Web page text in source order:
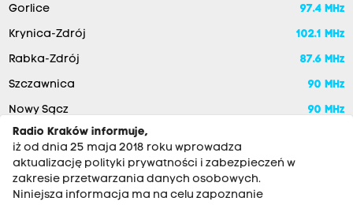
Gorlice 97.4 MHz
Krynica-Zdrój 102.1 MHz
Rabka-Zdrój 87.6 MHz
Szczawnica 90 MHz
Nowy Sącz
90 MHz
Radio Kraków informuje,
iż od dnia 25 maja 2018 roku wprowadza
aktualizację polityki prywatności i zabezpieczeń w
zakresie przetwarzania danych osobowych.
Niniejsza informacja ma na celu zapoznanie